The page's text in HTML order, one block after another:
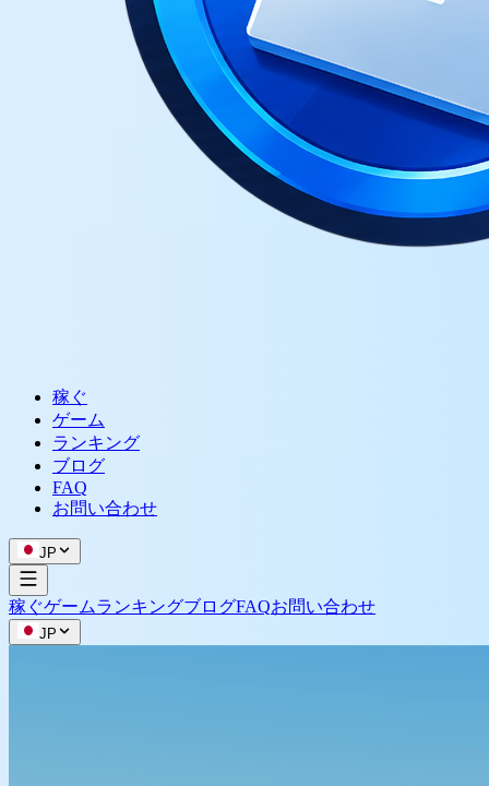
稼ぐ
ゲーム
ランキング
ブログ
FAQ
お問い合わせ
JP
稼ぐゲームランキングブログFAQお問い合わせ
JP